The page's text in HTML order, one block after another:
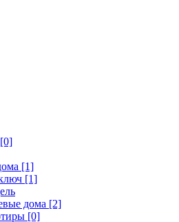
[1]
[1]
дома [2]
[0]